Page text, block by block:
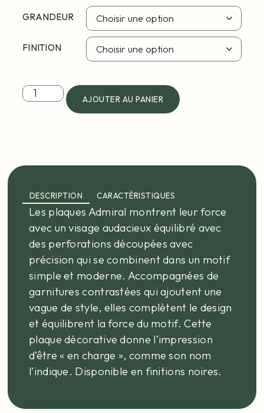
GRANDEUR
FINITION
AJOUTER AU PANIER
DESCRIPTION CARACTÉRISTIQUES
Les plaques Admiral montrent leur force
avec un visage audacieux équilibré avec
des perforations découpées avec
précision qui se combinent dans un motif
simple et moderne. Accompagnées de
garnitures contrastées qui ajoutent une
vague de style, elles complètent le design
et équilibrent la force du motif. Cette
plaque décorative donne l’impression
d’être « en charge », comme son nom
l’indique. Disponible en finitions noires.